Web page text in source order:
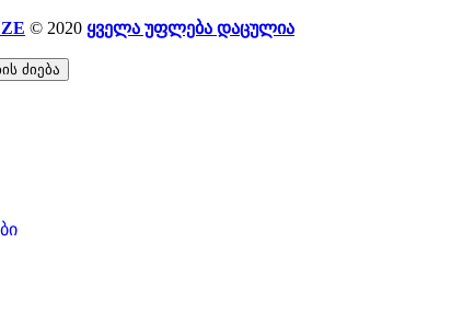
© 2020 ყველა უფლება დაცულია
ძიება